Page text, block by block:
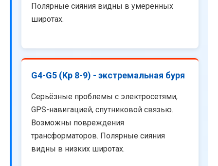
Полярные сияния видны в умеренных
широтах.
G4-G5 (Kp 8-9) - экстремальная буря
Серьёзные проблемы с электросетями,
GPS-навигацией, спутниковой связью.
Возможны повреждения
трансформаторов. Полярные сияния
видны в низких широтах.